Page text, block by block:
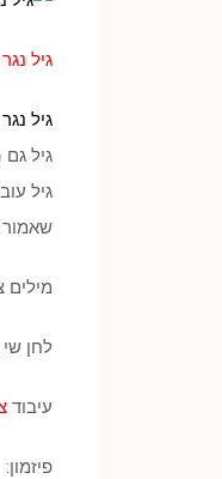
גיל נגר
גיל נגר
גיל
גיל
מילים
לחן שי
עיבוד
פיזמון: